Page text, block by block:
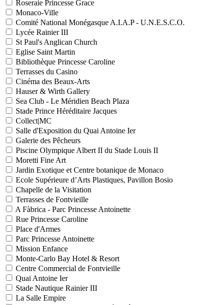
Roseraie Princesse Grace
Monaco-Ville
Comité National Monégasque A.I.A.P - U.N.E.S.C.O.
Lycée Rainier III
St Paul's Anglican Church
Eglise Saint Martin
Bibliothèque Princesse Caroline
Terrasses du Casino
Cinéma des Beaux-Arts
Hauser & Wirth Gallery
Sea Club - Le Méridien Beach Plaza
Stade Prince Héréditaire Jacques
Collect|MC
Salle d'Exposition du Quai Antoine Ier
Galerie des Pêcheurs
Piscine Olympique Albert II du Stade Louis II
Moretti Fine Art
Jardin Exotique et Centre botanique de Monaco
Ecole Supérieure d’Arts Plastiques, Pavillon Bosio
Chapelle de la Visitation
Terrasses de Fontvieille
A Fàbrica - Parc Princesse Antoinette
Rue Princesse Caroline
Place d'Armes
Parc Princesse Antoinette
Mission Enfance
Monte-Carlo Bay Hotel & Resort
Centre Commercial de Fontvieille
Quai Antoine Ier
Stade Nautique Rainier III
La Salle Empire